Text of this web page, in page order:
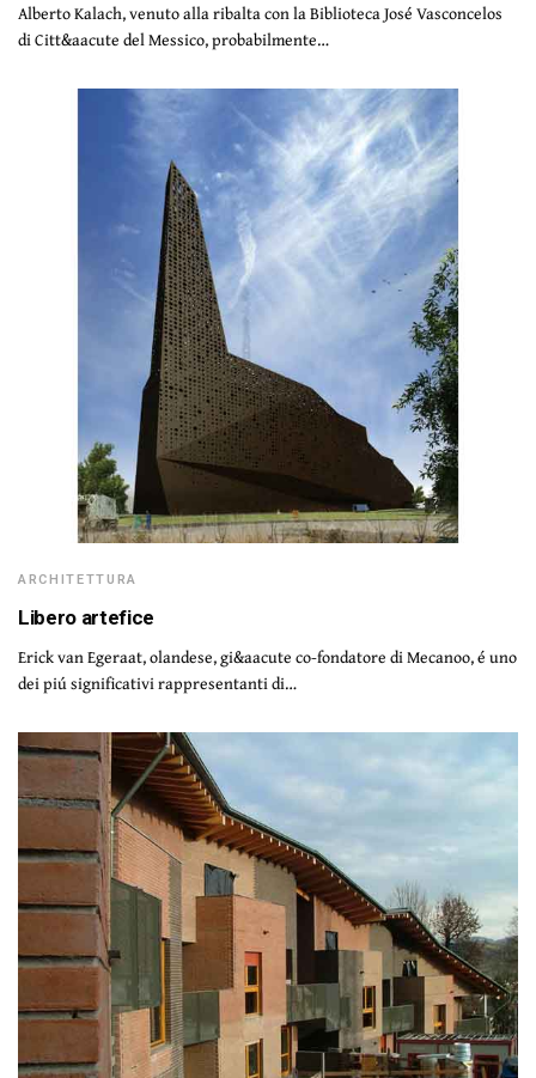
Alberto Kalach, venuto alla ribalta con la Biblioteca José Vasconcelos
di Citt&aacute del Messico, probabilmente…
ARCHITETTURA
Libero artefice
Erick van Egeraat, olandese, gi&aacute co-fondatore di Mecanoo, é uno
dei piú significativi rappresentanti di…